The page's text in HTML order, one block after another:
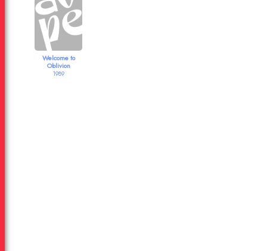
Welcome to
Oblivion
1989